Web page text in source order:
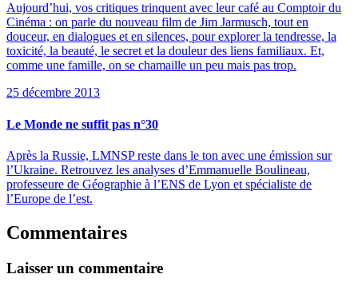
Aujourd’hui, vos critiques trinquent avec leur café au Comptoir du
Cinéma : on parle du nouveau film de Jim Jarmusch, tout en
douceur, en dialogues et en silences, pour explorer la tendresse, la
toxicité, la beauté, le secret et la douleur des liens familiaux. Et,
comme une famille, on se chamaille un peu mais pas trop.
25 décembre 2013
Le Monde ne suffit pas n°30
Après la Russie, LMNSP reste dans le ton avec une émission sur
l’Ukraine. Retrouvez les analyses d’Emmanuelle Boulineau,
professeure de Géographie à l’ENS de Lyon et spécialiste de
l’Europe de l’est.
Commentaires
Laisser un commentaire